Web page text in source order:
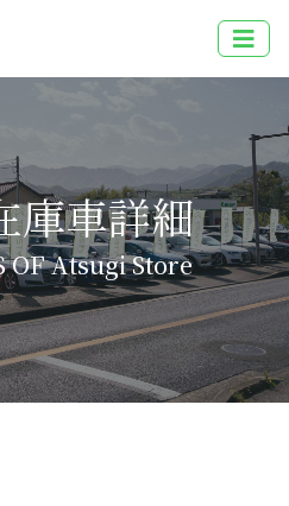
庫車詳細
OF Atsugi Store